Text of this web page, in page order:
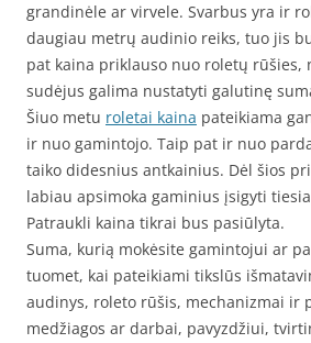
grandinėle ar virvele. Svarbus yra ir
daugiau metrų audinio reiks, tuo jis
pat kaina priklauso nuo roletų rūšies,
sudėjus galima nustatyti galutinę
Šiuo metu roletai kaina pateikiama
ir nuo gamintojo. Taip pat ir nuo
taiko didesnius antkainius. Dėl šios
labiau apsimoka gaminius įsigyti
Patraukli kaina tikrai bus pasiūlyta.
Suma, kurią mokėsite gamintojui ar
tuomet, kai pateikiami tikslūs
audinys, roleto rūšis, mechanizmai ir
medžiagos ar darbai, pavyzdžiui,